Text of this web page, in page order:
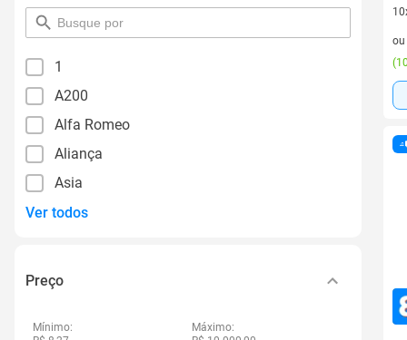
pesquisar
por
1
A200
Alfa Romeo
Aliança
Asia
Ver todos
Preço
Mínimo:
Máximo:
ou
(